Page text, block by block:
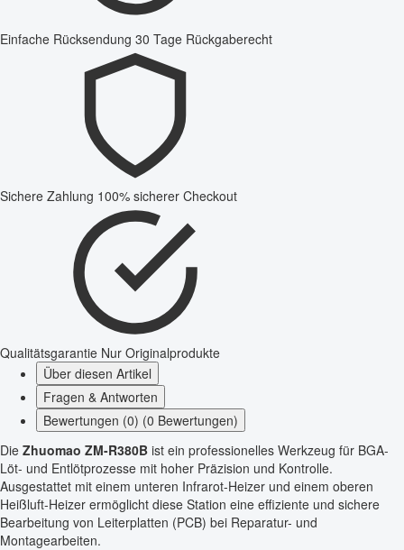
Einfache Rücksendung 30 Tage Rückgaberecht
Sichere Zahlung 100% sicherer Checkout
Qualitätsgarantie Nur Originalprodukte
Über diesen Artikel
Fragen & Antworten
Bewertungen (0) (0 Bewertungen)
Die Zhuomao ZM-R380B ist ein professionelles Werkzeug für BGA-
Löt- und Entlötprozesse mit hoher Präzision und Kontrolle.
Ausgestattet mit einem unteren Infrarot-Heizer und einem oberen
Heißluft-Heizer ermöglicht diese Station eine effiziente und sichere
Bearbeitung von Leiterplatten (PCB) bei Reparatur- und
Montagearbeiten.